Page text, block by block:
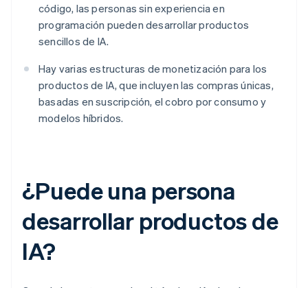
código, las personas sin experiencia en
programación pueden desarrollar productos
sencillos de IA.
Hay varias estructuras de monetización para los
productos de IA, que incluyen las compras únicas,
basadas en suscripción, el cobro por consumo y
modelos híbridos.
¿Puede una persona
desarrollar productos de
IA?